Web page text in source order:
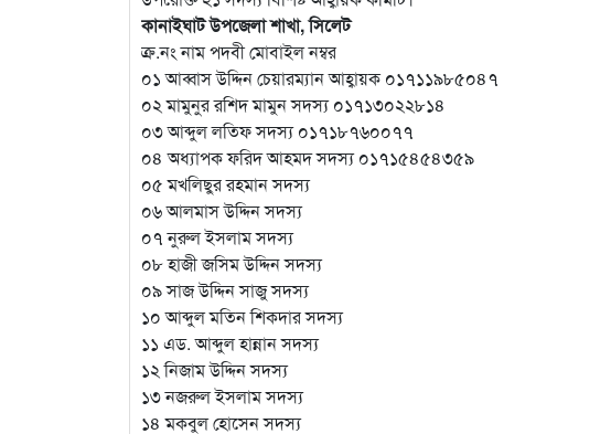
কানাইঘাট উপজেলা শাখা, সিলেট
ক্র.নং নাম পদবী মোবাইল নম্বর
০১ আব্বাস উদ্দিন চেয়ারম্যান আহ্বায়ক ০১৭১১৯৮৫০৪৭
০২ মামুনুর রশিদ মামুন সদস্য ০১৭১৩০২২৮১৪
০৩ আব্দুল লতিফ সদস্য ০১৭১৮৭৬০০৭৭
০৪ অধ্যাপক ফরিদ আহমদ সদস্য ০১৭১৫৪৫৪৩৫৯
০৫ মখলিছুর রহমান সদস্য
০৬ আলমাস উদ্দিন সদস্য
০৭ নুরুল ইসলাম সদস্য
০৮ হাজী জসিম উদ্দিন সদস্য
০৯ সাজ উদ্দিন সাজু সদস্য
১০ আব্দুল মতিন শিকদার সদস্য
১১ এড. আব্দুল হান্নান সদস্য
১২ নিজাম উদ্দিন সদস্য
১৩ নজরুল ইসলাম সদস্য
১৪ মকবুল হোসেন সদস্য